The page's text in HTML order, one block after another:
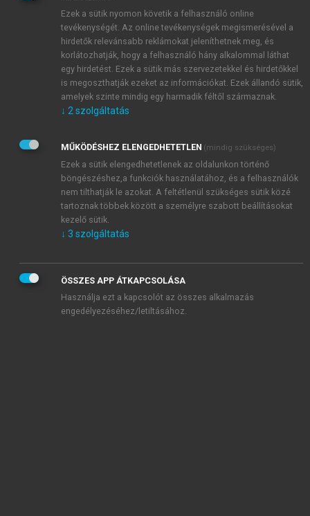
JELSZÓ ÚJRA
Kérek értesítést a MeRSZ újdonságairól, akcióiról.
Kérek értesítést az Akadémiai Kiadó Zrt. újdonságairól,
Adatkezelési tájékoztatóbanfoglaltakat tudomásul
veszem és elfogadom.
Általános vásárlási feltételeket, valamint a szotar.netés a
mersz.huoldalak licencszerződéseiben foglaltakat
tudomásul veszem és elfogadom.
KIPRÓBÁLOM
Ezek a sütik nyomon követik a felhasználó online
tevékenységét. Az online tevékenységek megismerésével a
hirdetők relevánsabb reklámokat jeleníthetnek meg, és
korlátozhatják, hogy a felhasználó hány alkalommal láthat
egy hirdetést. Ezek a sütik más szervezetekkel és hirdetőkkel
is megoszthatják ezeket az információkat. Ezek állandó sütik,
amelyek szinte mindig egy harmadik féltől származnak.
↓ 2 szolgáltatás
MŰKÖDÉSHEZ ELENGEDHETETLEN (mindig szükséges)
Ezek a sütik elengedhetetlenek az oldalunkon történő
böngészéshez,a funkciók használatához, és a felhasználók
nem tilthatják le azokat. A feltétlenül szükséges sütik közé
tartoznak többek között a személyre szabott beállításokat
kezelő sütik.
↓ 3 szolgáltatás
ÖSSZES APP ÁTKAPCSOLÁSA
Használja ezt a kapcsolót az összes alkalmazás
engedélyezéséhez/letiltásához.